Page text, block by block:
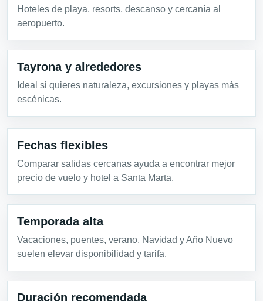
Hoteles de playa, resorts, descanso y cercanía al
aeropuerto.
Tayrona y alrededores
Ideal si quieres naturaleza, excursiones y playas más
escénicas.
Fechas flexibles
Comparar salidas cercanas ayuda a encontrar mejor
precio de vuelo y hotel a Santa Marta.
Temporada alta
Vacaciones, puentes, verano, Navidad y Año Nuevo
suelen elevar disponibilidad y tarifa.
Duración recomendada